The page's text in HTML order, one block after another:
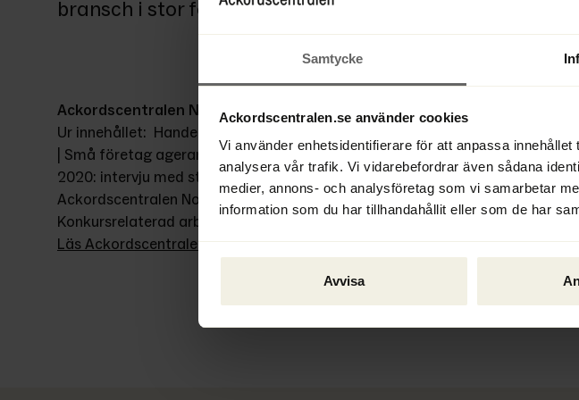
Samtycke
Ackordscentralen.se använder cookies
Vi använder enhetsidentifierare för att anpassa
analysera vår trafik. Vi vidarebefordrar även sådana
medier, annons- och analysföretag som vi samarbetar
information som du har tillhandahållit eller som de har
Avvisa
bransch i stor förändring. | Ett
Ackordscentralen Nyheter nr 1 2020
Ur innehållet:  Handeln – en bransch i stor förändring. | Ett hinder i
| Små företag agerar banker åt större företag. | Inför Stiftelsen
2020: intervju med styrelseordförande Peter Lindblad. | Rättsnytt. |
Ackordscentralen Norrlands flytt. | Nytt på AC. | Frågespalt. | Analysgrupp –
Konkursrelaterad arbetsrätt. |
Läs Ackordscentralen Nyheter nr 1 här.